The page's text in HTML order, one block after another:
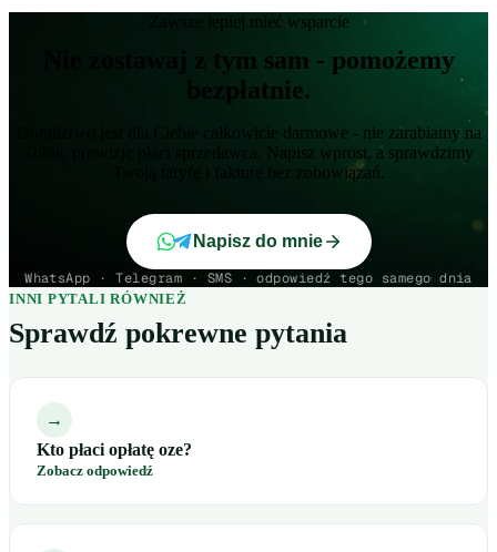
Zawsze lepiej mieć wsparcie
Nie zostawaj z tym sam - pomożemy
bezpłatnie.
Doradztwo jest dla Ciebie całkowicie darmowe - nie zarabiamy na
Tobie, prowizję płaci sprzedawca. Napisz wprost, a sprawdzimy
Twoją taryfę i fakturę bez zobowiązań.
Napisz do mnie
WhatsApp · Telegram · SMS · odpowiedź tego samego dnia
INNI PYTALI RÓWNIEŻ
Sprawdź pokrewne pytania
→
Kto płaci opłatę oze?
Zobacz odpowiedź